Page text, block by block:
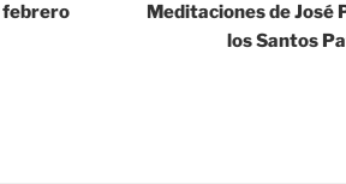
febrero
Meditaciones de José
los Santos